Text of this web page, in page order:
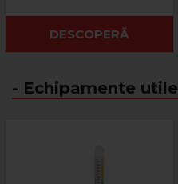
DESCOPERĂ
- Echipamente utile